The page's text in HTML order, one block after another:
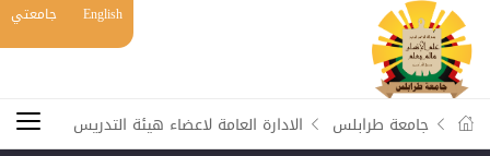
English جامعتي
جامعة طرابلس الادارة العامة لاعضاء هيئة التدريس